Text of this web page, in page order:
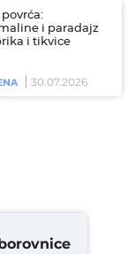
povrća:
i paradajz
i tikvice
30.07.2026